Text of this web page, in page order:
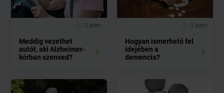
2 perc
Meddig vezethet
autót, aki Alzheimer-
kórban szenved?
2 perc
Hogyan ismerhető fel
idejében a
demencia?